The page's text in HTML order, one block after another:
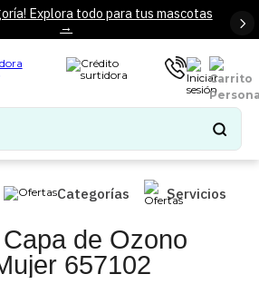
Explora todo para tus mascotas
→
Categorías Servicios
de Ozono
657102